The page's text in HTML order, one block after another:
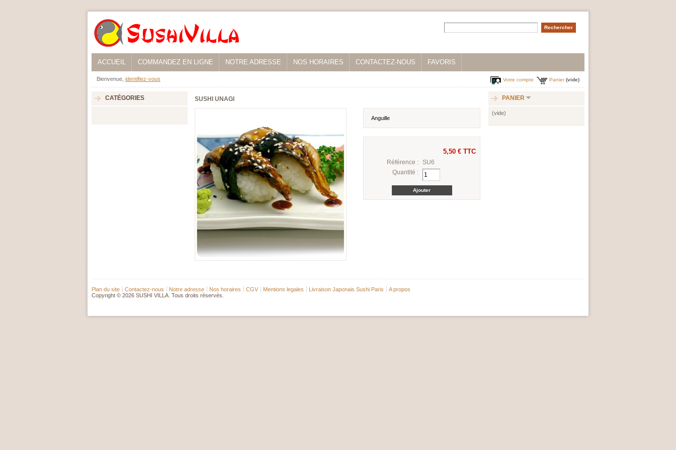
ACCUEIL COMMANDEZ EN LIGNE NOTRE ADRESSE NOS HORAIRES CONTACTEZ-NOUS FAVORIS
Bienvenue, identifiez-vous Panier (vide)
Votre compte
CATÉGORIES SUSHI UNAGI
Anguille
5,50 €TTC
Référence :
SU6
Quantité :
PANIER
(vide)
Plan du site Contactez-nous Notre adresse Nos horaires CGV Mentions legales Livraison Japonais Sushi Paris
A propos
Copyright © 2026 SUSHI VILLA. Tous droits réservés.